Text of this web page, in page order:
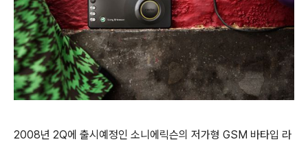
2008년 2Q에 출시예정인 소니에릭슨의 저가형 GSM 바타입 라